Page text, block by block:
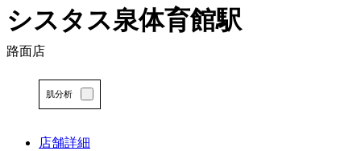
ン
テ
ン
シスタス泉体育館駅
路面店
肌分析
店舗詳細